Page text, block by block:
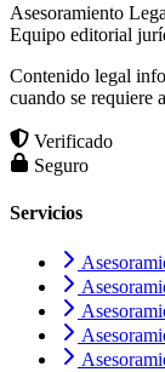
Asesoramiento
Equipo editorial
Contenido legal
cuando se requiere
Verificado
Seguro
Servicios